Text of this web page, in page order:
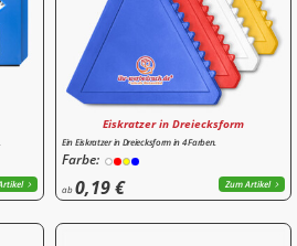
Eiskratzer in Dreiecksform
Ein Eiskratzer in Dreiecksform in 4 Farben.
Farbe:
ab0,19 € Zum Artikel